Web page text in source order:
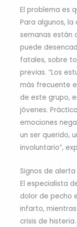
El problema es
Para algunos,
semanas están
puede
fatales, sobre
previas. “Los
más frecuente
de este grupo,
jóvenes.
emociones
un ser querido,
involuntario”,
Signos de alerta
El especialista
dolor de pecho
infarto,
crisis de